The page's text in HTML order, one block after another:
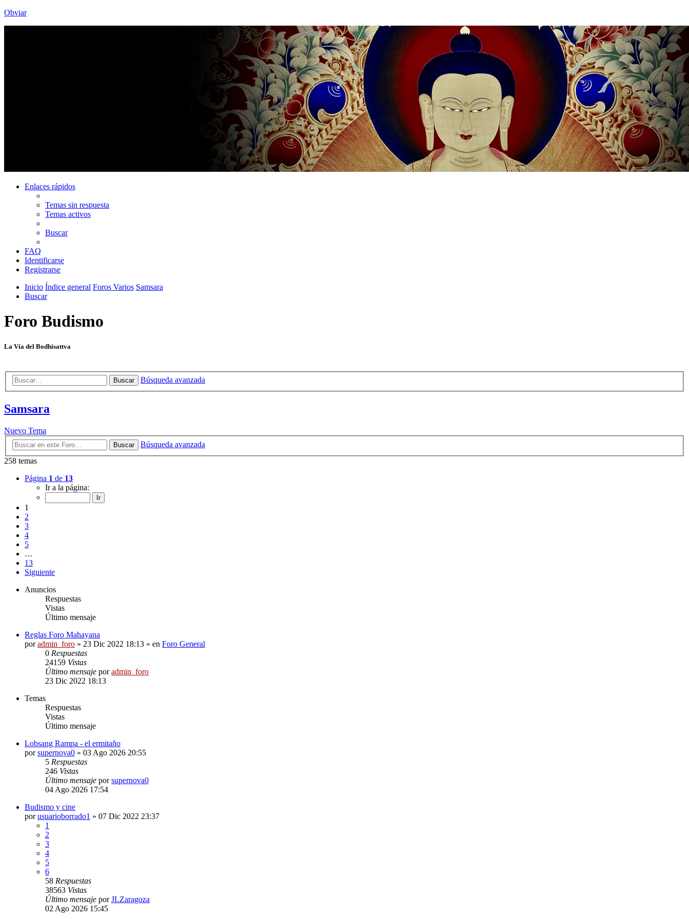
Obviar
Enlaces rápidos
Temas sin respuesta
Temas activos
Buscar
FAQ
Identificarse
Registrarse
Inicio Índice general Foros Varios Samsara
Buscar
Foro Budismo
La Vía del Bodhisattva
Buscar Búsqueda avanzada
Samsara
Nuevo Tema
Buscar
Búsqueda avanzada
258 temas
Página 1 de 13
Ir a la página:
1
2
3
4
5
…
13
Siguiente
Anuncios
Respuestas
Vistas
Último mensaje
Reglas Foro Mahayana
poradmin_foro » 23 Dic 2022 18:13 » en Foro General
0 Respuestas
24159 Vistas
Último mensaje poradmin_foro
23 Dic 2022 18:13
Temas
Respuestas
Vistas
Último mensaje
Lobsang Rampa - el ermitaño
porsupernova0 » 03 Ago 2026 20:55
5 Respuestas
246 Vistas
Último mensaje porsupernova0
04 Ago 2026 17:54
Budismo y cine
porusuarioborrado1 » 07 Dic 2022 23:37
1
2
3
4
5
6
58 Respuestas
38563 Vistas
Último mensaje porJLZaragoza
02 Ago 2026 15:45